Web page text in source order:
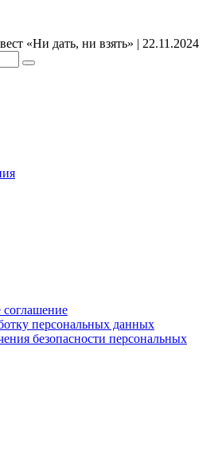
«Ни дать, ни взять» | 22.11.2024
соглашение
персональных данных
безопасности персональных